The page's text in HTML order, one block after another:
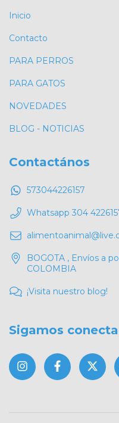
Inicio
Contacto
PARA PERROS
PARA GATOS
NOVEDADES
BLOG - NOTICIAS
Contactános
573044226157
Whatsapp 304
BOGOTA , Envíos a
COLOMBIA
¡Visita nuestro blog!
Sigamos